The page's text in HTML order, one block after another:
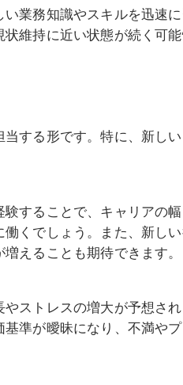
業務知識やスキルを迅速
維持に近い状態が続く可
する形です。特に、新し
することで、キャリアの
くでしょう。また、新し
えることも期待できます。
ストレスの増大が予想さ
準が曖昧になり、不満や